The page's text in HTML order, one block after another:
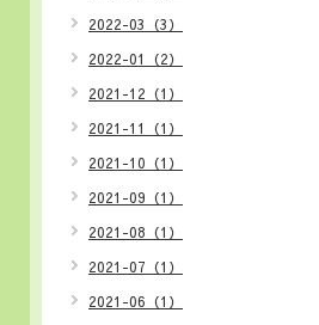
2022-03（3）
2022-01（2）
2021-12（1）
2021-11（1）
2021-10（1）
2021-09（1）
2021-08（1）
2021-07（1）
2021-06（1）